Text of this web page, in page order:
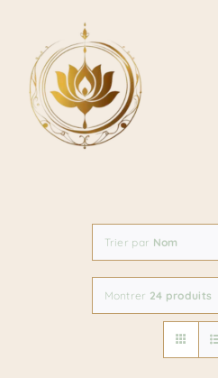
contenu
Trier par Nom
Montrer 24 produits